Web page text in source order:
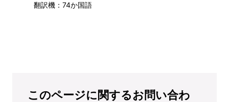
翻訳機：74か国語
このページに関するお問い合わ